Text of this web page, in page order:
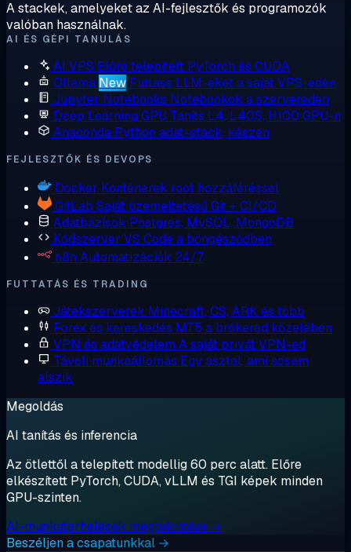
A stackek, amelyeket az AI-fejlesztők és programozók
valóban használnak.
AI ÉS GÉPI TANULÁS
AI VPS Előre telepített PyTorch és CUDA
Ollama New Futtass LLM-eket a saját VPS-eden
Jupyter Notebooks Notebookok a szervereden
Deep Learning GPU Taníts L4, L40S, H100 GPU-n
Anaconda Python adat-stack, készen
FEJLESZTŐK ÉS DEVOPS
Docker Konténerek root hozzáféréssel
GitLab Saját üzemeltetésű Git + CI/CD
Adatbázisok Postgres, MySQL, MongoDB
Kódszerver VS Code a böngésződben
n8n Automatizációk 24/7
FUTTATÁS ÉS TRADING
Játékszerverek Minecraft, CS, ARK és több
Forex és kereskedés MT5 a brókered közelében
VPN és adatvédelem A saját privát VPN-ed
Távoli munkaállomás Egy asztal, ami sosem
alszik
Megoldás
AI tanítás és inferencia
Az ötlettől a telepített modellig 60 perc alatt. Előre
elkészített PyTorch, CUDA, vLLM és TGI képek minden
GPU-szinten.
AI-munkaterhelések megtekintése →
Beszéljen a csapatunkkal →